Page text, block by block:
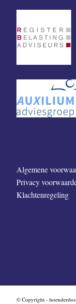
Algemene
Privacy
Klachtenregeling
© Copyright -